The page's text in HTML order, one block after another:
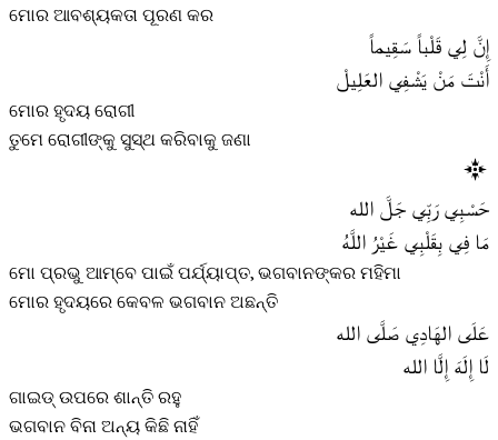
ମୋର ଆବଶ୍ୟକତା ପୂରଣ କର
إِنَّ لِي قَلْباً سَقِيماً
أَنْتَ مَنْ يَشْفِي العَلِيلْ
ମୋର ହୃଦୟ ରୋଗୀ
ତୁମେ ରୋଗୀଙ୍କୁ ସୁସ୍ଥ କରିବାକୁ ଜଣା
حَسْبِي رَبِّي جَلَّ الله
مَا فِي بِقَلْبِي غَيْرُ اللَّهُ
ମୋ ପ୍ରଭୁ ଆମ୍ବେ ପାଇଁ ପର୍ଯ୍ୟାପ୍ତ, ଭଗବାନଙ୍କର ମହିମା
ମୋର ହୃଦୟରେ କେବଳ ଭଗବାନ ଅଛନ୍ତି
عَلَى الهَادِي صَلَّى الله
لَا إِلَهَ إِلَّا الله
ଗାଇଡ୍ ଉପରେ ଶାନ୍ତି ରହୁ
ଭଗବାନ ବିନା ଅନ୍ୟ କିଛି ନାହିଁ